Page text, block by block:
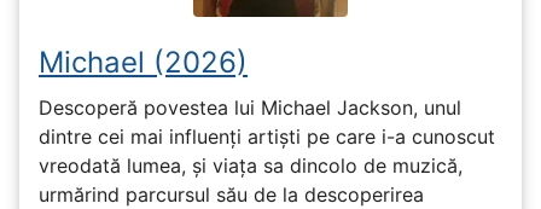
Michael (2026)
Descoperă povestea lui Michael Jackson, unul
dintre cei mai influenți artiști pe care i-a cunoscut
vreodată lumea, și viața sa dincolo de muzică,
urmărind parcursul său de la descoperirea